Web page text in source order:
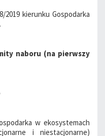
2019 kierunku Gospodarka
naboru (na pierwszy
w ekosystemach
i niestacjonarne)